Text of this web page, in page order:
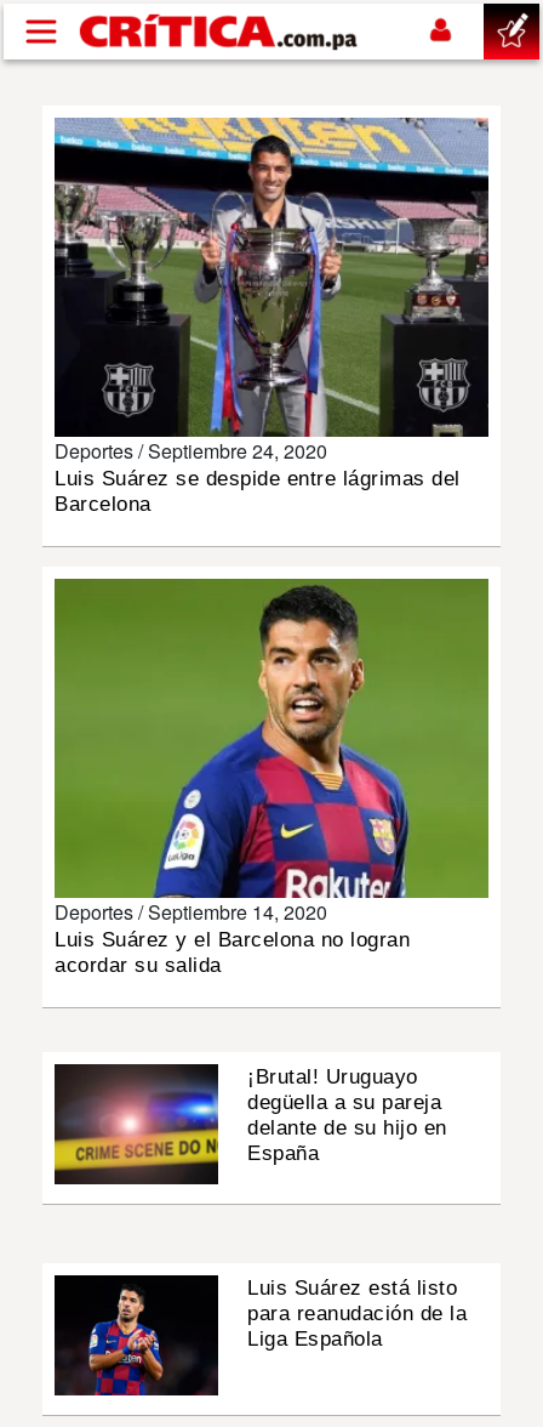
Pasar al contenido principal
NACIONAL
DEPORTES
Deportes /Septiembre 24, 2020
Luis Suárez se despide entre lágrimas del
Barcelona
Deportes /Septiembre 14, 2020
Luis Suárez y el Barcelona no logran
acordar su salida
¡Brutal! Uruguayo
degüella a su pareja
delante de su hijo en
España
Luis Suárez está listo
para reanudación de la
Liga Española